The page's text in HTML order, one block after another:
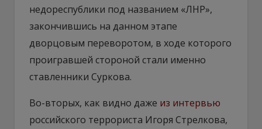
недореспублики под названием «ЛНР»,
закончившись на данном этапе
дворцовым переворотом, в ходе которого
проигравшей стороной стали именно
ставленники Суркова.
Во-вторых, как видно даже из интервью
российского террориста Игоря Стрелкова,